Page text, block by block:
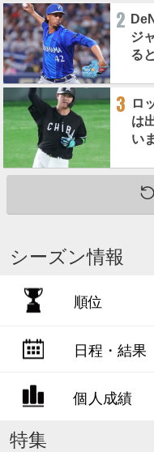
2
ジ
る
3
ロ
は
い
シーズン情報
順位
日程・結果
個人成績
特集